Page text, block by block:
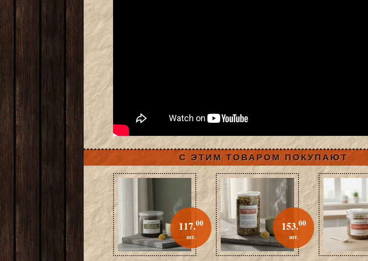
С ЭТИМ ТОВАРОМ ПОКУПАЮТ
117.00
шт.
153.00
шт.